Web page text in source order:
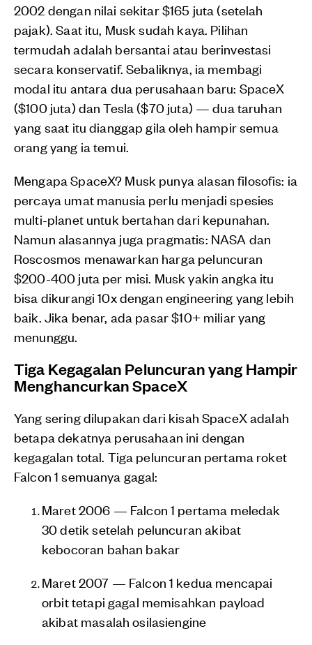
2002 dengan nilai sekitar $165 juta (setelah
pajak). Saat itu, Musk sudah kaya. Pilihan
termudah adalah bersantai atau berinvestasi
secara konservatif. Sebaliknya, ia membagi
modal itu antara dua perusahaan baru: SpaceX
($100 juta) dan Tesla ($70 juta) — dua taruhan
yang saat itu dianggap gila oleh hampir semua
orang yang ia temui.
Mengapa SpaceX? Musk punya alasan filosofis: ia
percaya umat manusia perlu menjadi spesies
multi-planet untuk bertahan dari kepunahan.
Namun alasannya juga pragmatis: NASA dan
Roscosmos menawarkan harga peluncuran
$200-400 juta per misi. Musk yakin angka itu
bisa dikurangi 10x dengan engineering yang lebih
baik. Jika benar, ada pasar $10+ miliar yang
menunggu.
Tiga Kegagalan Peluncuran yang Hampir
Menghancurkan SpaceX
Yang sering dilupakan dari kisah SpaceX adalah
betapa dekatnya perusahaan ini dengan
kegagalan total. Tiga peluncuran pertama roket
Falcon 1 semuanya gagal:
Maret 2006 — Falcon 1 pertama meledak
30 detik setelah peluncuran akibat
kebocoran bahan bakar
Maret 2007 — Falcon 1 kedua mencapai
orbit tetapi gagal memisahkan payload
akibat masalah osilasiengine